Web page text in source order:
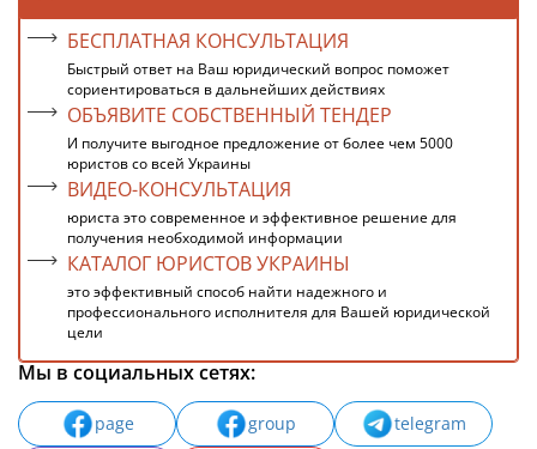
БЕСПЛАТНАЯ КОНСУЛЬТАЦИЯ
Быстрый ответ на Ваш юридический вопрос поможет
сориентироваться в дальнейших действиях
ОБЪЯВИТЕ СОБСТВЕННЫЙ ТЕНДЕР
И получите выгодное предложение от более чем 5000
юристов со всей Украины
ВИДЕО-КОНСУЛЬТАЦИЯ
юриста это современное и эффективное решение для
получения необходимой информации
КАТАЛОГ ЮРИСТОВ УКРАИНЫ
это эффективный способ найти надежного и
профессионального исполнителя для Вашей юридической
цели
Мы в социальных сетях:
page group
telegram